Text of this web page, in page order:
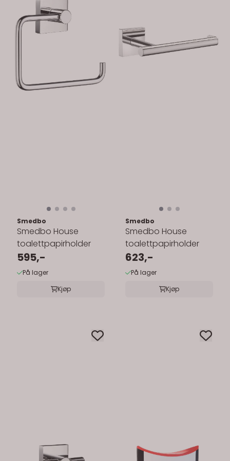
Smedbo
Smedbo House
toalettpapirholder
595,-
På lager
Kjøp
Smedbo
Smedbo House
toalettpapirholder
623,-
På lager
Kjøp